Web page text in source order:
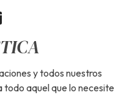
y todos nuestros
aquel que lo necesite